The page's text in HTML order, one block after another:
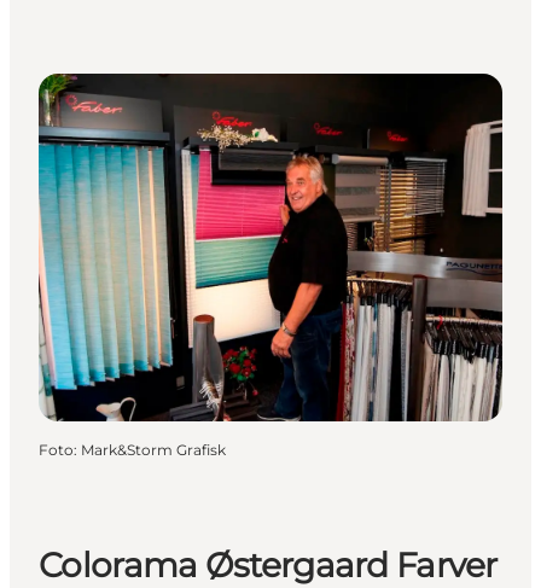
Foto: Mark&Storm Grafisk
Colorama Østergaard Farver